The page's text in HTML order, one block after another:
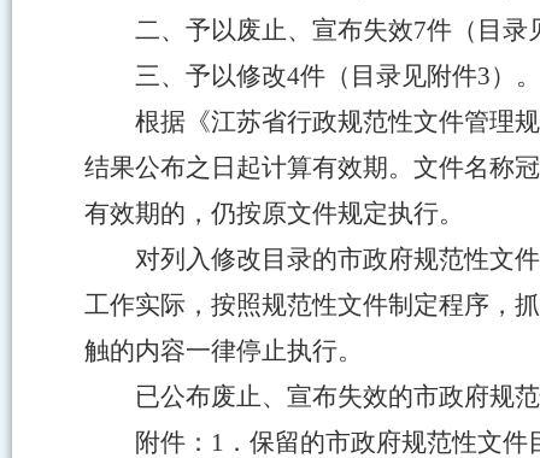
二、予以废止、宣布失效7件（目录
三、予以修改4件（目录见附件3）。
根据《江苏省行政规范性文件管理
结果公布之日起计算有效期。文件名称
有效期的，仍按原文件规定执行。
对列入修改目录的市政府规范性文
工作实际，按照规范性文件制定程序，
触的内容一律停止执行。
已公布废止、宣布失效的市政府规
附件：1．保留的市政府规范性文件